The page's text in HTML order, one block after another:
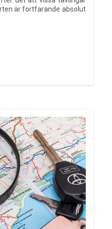
är fortfarande absolut